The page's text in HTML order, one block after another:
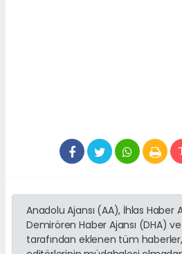
Anadolu Ajansı (AA), İhlas Haber
Demirören Haber Ajansı (DHA)
tarafından eklenen tüm